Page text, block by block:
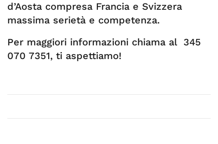
d’Aosta compresa Francia e Svizzera
massima serietà e competenza.
Per maggiori informazioni chiama al 345
070 7351, ti aspettiamo!